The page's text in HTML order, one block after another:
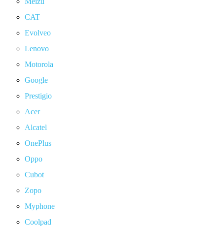
CAT
Evolveo
Lenovo
Motorola
Google
Prestigio
Acer
Alcatel
OnePlus
Oppo
Cubot
Zopo
Myphone
Coolpad